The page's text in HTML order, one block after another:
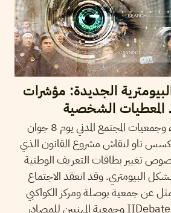
الجديدة: مؤشرات
المعطيات الشخصية
اجتمع عدد من نشطاء وجمعيات المجتمع المدني يوم 8 جوان
ناو لنقاش مشروع القانون الذي
تغيير بطاقات التعريف الوطنية
البيومتري. وقد انعقد الاجتماع
عن جمعية بوصلة ومركز الكواكبي
للانتقال الديمقراطي وIIDebate وجمعية المهنيين للمصادر